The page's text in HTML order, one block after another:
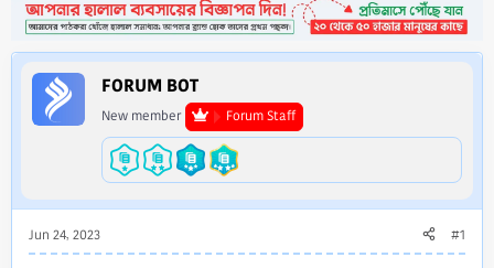
d
s
t
a
r
t
d
a
t
e
FORUM BOT
New member Forum Staff
Jun 24, 2023 #1